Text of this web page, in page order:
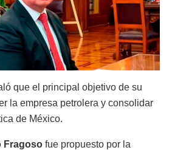
que el principal objetivo de su
la empresa petrolera y consolidar
de México.
Fragoso fue propuesto por la